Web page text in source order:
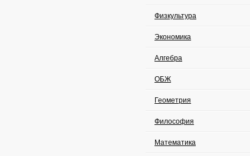
Физкультура
Экономика
Алгебра
ОБЖ
Геометрия
Философия
Математика